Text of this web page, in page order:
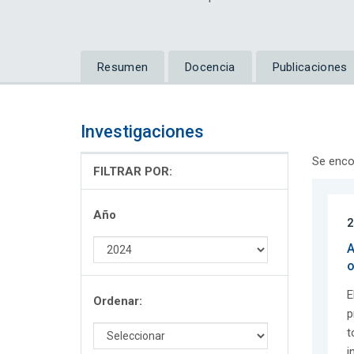
Resumen Docencia Publicaciones
Investigaciones
FILTRAR POR:
Año
Ordenar:
Se